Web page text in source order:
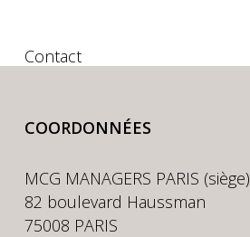
Contact
COORDONNÉES
MCG MANAGERS PARIS (siège)
82 boulevard Haussman
75008 PARIS